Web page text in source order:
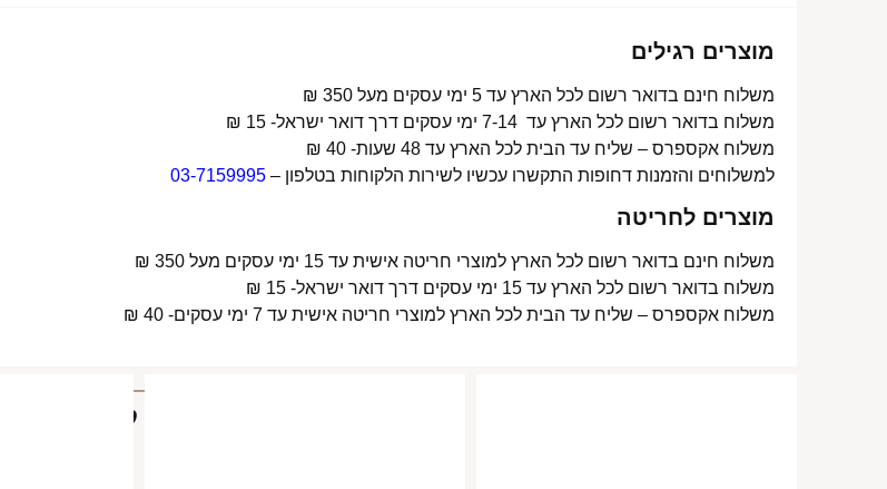
מוצרים רגילים
משלוח חינם בדואר רשום לכל הארץ עד 5 ימי עסקים מעל 350 ₪
משלוח בדואר רשום לכל הארץ עד 7-14 ימי עסקים דרך דואר ישראל- 15 ₪
משלוח אקספרס – שליח עד הבית לכל הארץ עד 48 שעות- 40 ₪
למשלוחים והזמנות דחופות התקשרו עכשיו לשירות הלקוחות בטלפון – 03-7159995
מוצרים לחריטה
משלוח חינם בדואר רשום לכל הארץ למוצרי חריטה אישית עד 15 ימי עסקים מעל 350 ₪
משלוח בדואר רשום לכל הארץ עד 15 ימי עסקים דרך דואר ישראל- 15 ₪
משלוח אקספרס – שליח עד הבית לכל הארץ למוצרי חריטה אישית עד 7 ימי עסקים- 40 ₪
מוצרים קשורים